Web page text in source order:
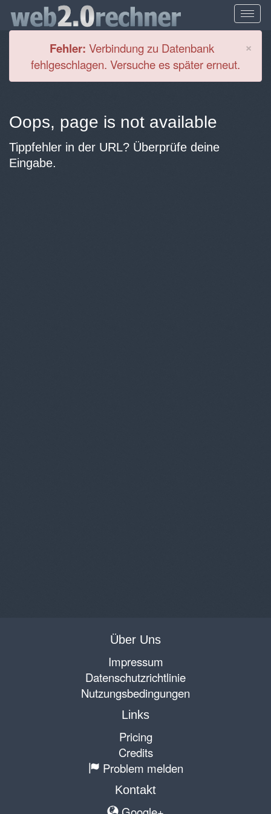
×
Fehler: Verbindung zu Datenbank
fehlgeschlagen. Versuche es später erneut.
Oops, page is not available
Tippfehler in der URL? Überprüfe deine
Eingabe.
Über Uns
Impressum
Datenschutzrichtlinie
Nutzungsbedingungen
Links
Pricing
Credits
Problem melden
Kontakt